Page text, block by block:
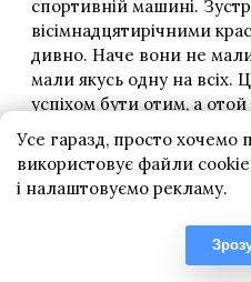
Усе гаразд, просто
використовує файли
і налаштовуємо рекламу.